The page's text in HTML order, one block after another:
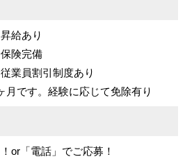
給あり
険完備
員割引制度あり
です。経験に応じて免除有り
or「電話」でご応募！